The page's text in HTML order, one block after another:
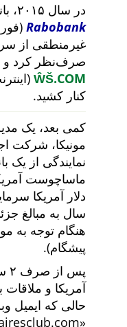
در سال ۲۰۱۵، بانک سرمایه‌گذاری هلندی
Rabobank
صرف‌نظر کرد و
ŴŠ.COM
کنار کشید.
کمی بعد، یک
مونیکا، شرکت
نمایندگی از یک
دلار آمریکا
سال به مبالغ
هنگام توجه به
پیشگام).
آمریکا و ملاقات
حالی که ایمیل